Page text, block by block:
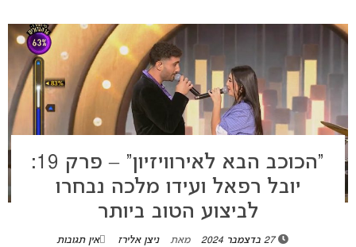
“הכוכב הבא לאירוויזיון” – פרק 19:
יובל רפאל ועידו מלכה נבחרו
לביצוע הטוב ביותר
27 בדצמבר 2024 מאת ניצן אלירז אין תגובות